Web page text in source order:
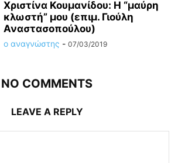
Χριστίνα Κουμανίδου: Η “μαύρη
κλωστή” μου (επιμ. Γιούλη
Αναστασοπούλου)
ο αναγνώστης - 07/03/2019
NO COMMENTS
LEAVE A REPLY